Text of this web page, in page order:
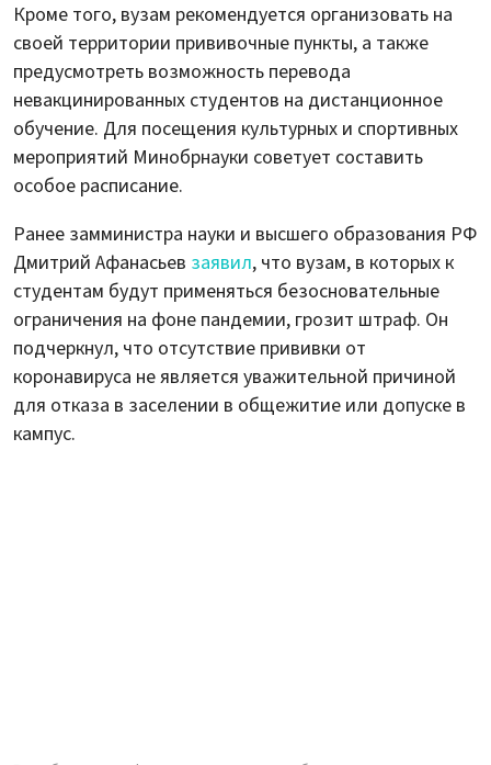
Кроме того, вузам рекомендуется организовать на
своей территории прививочные пункты, а также
предусмотреть возможность перевода
невакцинированных студентов на дистанционное
обучение. Для посещения культурных и спортивных
мероприятий Минобрнауки советует составить
особое расписание.
Ранее замминистра науки и высшего образования РФ
Дмитрий Афанасьев заявил, что вузам, в которых к
студентам будут применяться безосновательные
ограничения на фоне пандемии, грозит штраф. Он
подчеркнул, что отсутствие прививки от
коронавируса не является уважительной причиной
для отказа в заселении в общежитие или допуске в
кампус.